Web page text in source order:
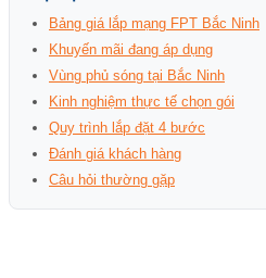
Bảng giá lắp mạng FPT Bắc Ninh
Khuyến mãi đang áp dụng
Vùng phủ sóng tại Bắc Ninh
Kinh nghiệm thực tế chọn gói
Quy trình lắp đặt 4 bước
Đánh giá khách hàng
Câu hỏi thường gặp